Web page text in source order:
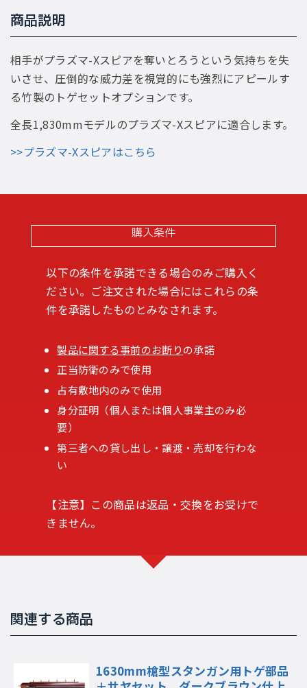
商品説明
相手がプラズマ-Xスピアを奪いとろうという気持ちを失
いさせ、圧倒的な威力差を視覚的にも強烈にアピールす
る竹製のトゲセットオプションです。
全長1,830mmモデルのプラズマ-Xスピアに適合します。
>>プラズマ-Xスピアはこちら
購入条件
以下の条件を承諾できる場合のみご購入く
ださい。ご注文された場合にはこれらの条
件を承諾したものとみなされます。
製品に関する事前のお断りの承諾
正当防衛のみで使用
占有敷地内のみで使用
身分証明（個人または個人事業主のみ必
要）
第三者への貸し出し・譲渡・売却を行わな
い
【注意】この商品は返品・交換をお受けで
きません。
関連する商品
1630mm槍型スタンガン用トゲ部品